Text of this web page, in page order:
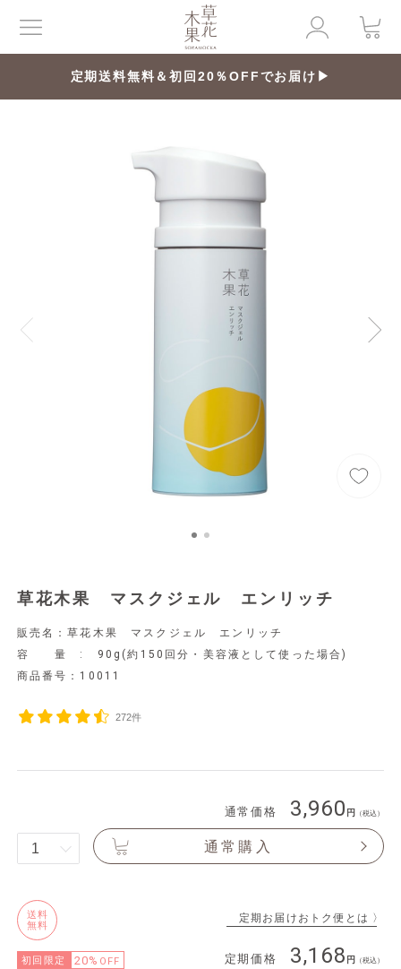
定期送料無料＆初回20％OFFでお届け▶
草花木果 マスクジェル エンリッチ
販売名：草花木果 マスクジェル エンリッチ
容 量 : 90g(約150回分・美容液として使った場合)
商品番号： 10011
272件
通常価格 3,960 （税込）
通常購入
初回限定 20% OFF
定期お届けおトク便とは 〉
定期価格
送料
無料
3,168 （税込）